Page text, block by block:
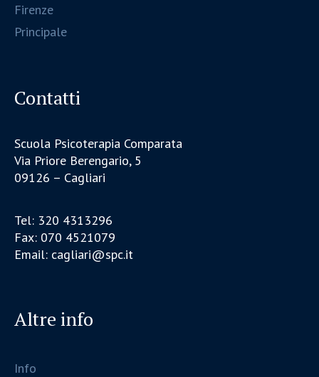
Firenze
Principale
Contatti
Scuola Psicoterapia Comparata
Via Priore Berengario, 5
09126 – Cagliari
Tel: 320 4313296
Fax: 070 4521079
Email: cagliari@spc.it
Altre info
Info